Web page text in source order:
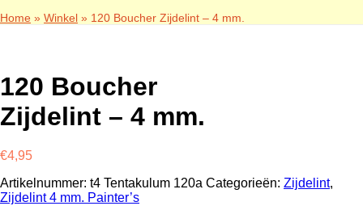
Home » Winkel » 120 Boucher Zijdelint – 4 mm.
120 Boucher
Zijdelint – 4 mm.
€4,95
Artikelnummer: t4 Tentakulum 120a Categorieën: Zijdelint,
Zijdelint 4 mm. Painter’s